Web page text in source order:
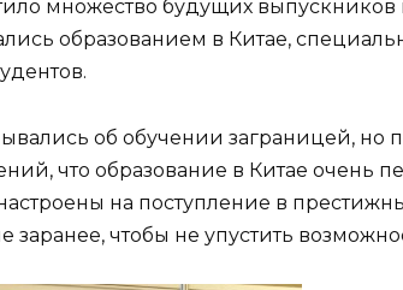
множество будущих выпускников
образованием в Китае,
об обучении заграницей, но
что образование в Китае очень
на поступление в
заранее, чтобы не упустить